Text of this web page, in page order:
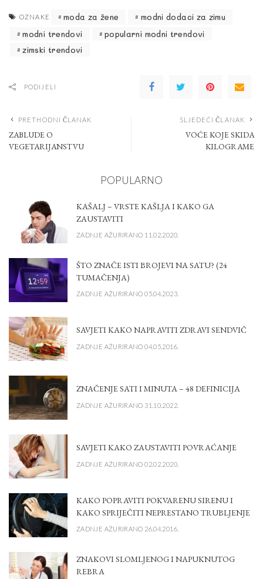
OZNAKE moda za žene
modni dodaci za zimu
modni trendovi
popularni modni trendovi
zimski trendovi
PODIJELI
PRETHODNI ČLANAK
ZABLUDE O
VEGETARIJANSTVU
SLJEDEĆI ČLANAK
VOĆE KOJE SKIDA
KILOGRAME
POPULARNO
KAŠALJ – VRSTE KAŠLJA I KAKO GA
ZAUSTAVITI
ZADNJE AŽURIRANO 11.02.2020.
ŠTO ZNAČE ISTI BROJEVI NA SATU? (24
TUMAČENJA)
ZADNJE AŽURIRANO 05.04.2023.
SAVJETI KAKO NAPRAVITI ZDRAVI SENDVIČ
ZADNJE AŽURIRANO 04.05.2016.
ZNAČENJE SATI I MINUTA – 48 DEFINICIJA
ZADNJE AŽURIRANO 31.10.2022.
SAVJETI KAKO ZAUSTAVITI POVRAĆANJE
ZADNJE AŽURIRANO 02.02.2020.
KAKO POPRAVITI POKVARENU SIRENU I
KAKO SPRIJEČITI NEPRESTANO TRUBLJENJE
ZADNJE AŽURIRANO 26.04.2016.
ZNAKOVI SLOMLJENOG I NAPUKNUTOG
REBRA